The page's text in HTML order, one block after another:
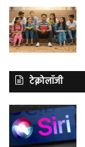
टेक्नोलॉजी